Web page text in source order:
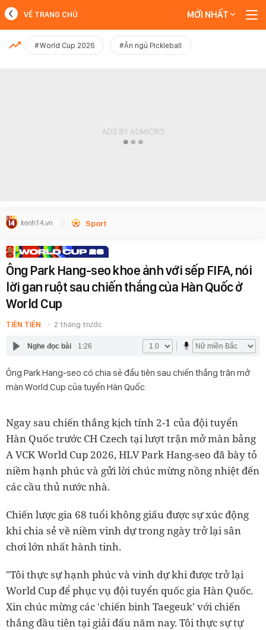
MỚI NHẤT
VỀ TRANG CHỦ MỚI NHẤT
#World Cup 2026 #Ăn ngủ Pickleball
Sport
Ông Park Hang-seo khoe ảnh với sếp FIFA, nói
lời gan ruột sau chiến thắng của Hàn Quốc ở
World Cup
TIÊN TIÊN 2 tháng trước
Nghe đọc bài 1:26
Ông Park Hang-seo có chia sẻ đầu tiên sau chiến thắng trận mở
màn World Cup của tuyển Hàn Quốc.
Ngay sau chiến thắng kịch tính 2-1 của đội tuyển
Hàn Quốc trước CH Czech tại lượt trận mở màn bảng
A VCK World Cup 2026, HLV Park Hang-seo đã bày tỏ
niềm hạnh phúc và gửi lời chúc mừng nồng nhiệt đến
các cầu thủ nước nhà.
Chiến lược gia 68 tuổi không giấu được sự xúc động
khi chia sẻ về niềm vinh dự trong ngày trở lại sân
chơi lớn nhất hành tinh.
"Tôi thực sự hạnh phúc và vinh dự khi được trở lại
World Cup để phục vụ đội tuyển quốc gia Hàn Quốc.
Xin chúc mừng các 'chiến binh Taegeuk' với chiến
thắng đầu tiên tại giải đấu năm nay. Tôi thực sự tự